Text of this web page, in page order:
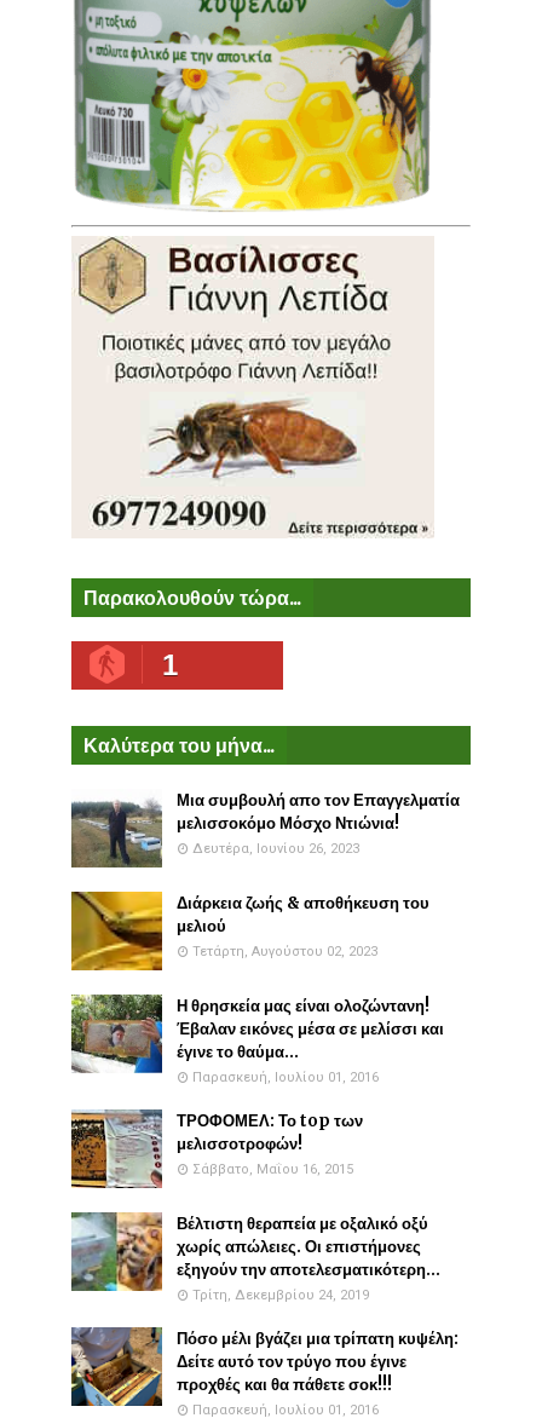
Παρακολουθούν τώρα...
1
Καλύτερα του μήνα...
Μια συμβουλή απο τον Επαγγελματία
μελισσοκόμο Μόσχο Ντιώνια!
Δευτέρα, Ιουνίου 26, 2023
Διάρκεια ζωής & αποθήκευση του
μελιού
Τετάρτη, Αυγούστου 02, 2023
Η θρησκεία μας είναι ολοζώντανη!
Έβαλαν εικόνες μέσα σε μελίσσι και
έγινε το θαύμα...
Παρασκευή, Ιουλίου 01, 2016
ΤΡΟΦΟΜΕΛ: Το top των
μελισσοτροφών!
Σάββατο, Μαΐου 16, 2015
Βέλτιστη θεραπεία με οξαλικό οξύ
χωρίς απώλειες. Οι επιστήμονες
εξηγούν την αποτελεσματικότερη...
Τρίτη, Δεκεμβρίου 24, 2019
Πόσο μέλι βγάζει μια τρίπατη κυψέλη:
Δείτε αυτό τον τρύγο που έγινε
προχθές και θα πάθετε σοκ!!!
Παρασκευή, Ιουλίου 01, 2016